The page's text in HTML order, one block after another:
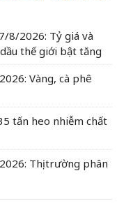
8/2026: Tỷ giá và
thế giới bật tăng
Vàng, cà phê
tấn heo nhiễm chất
Thị trường phân